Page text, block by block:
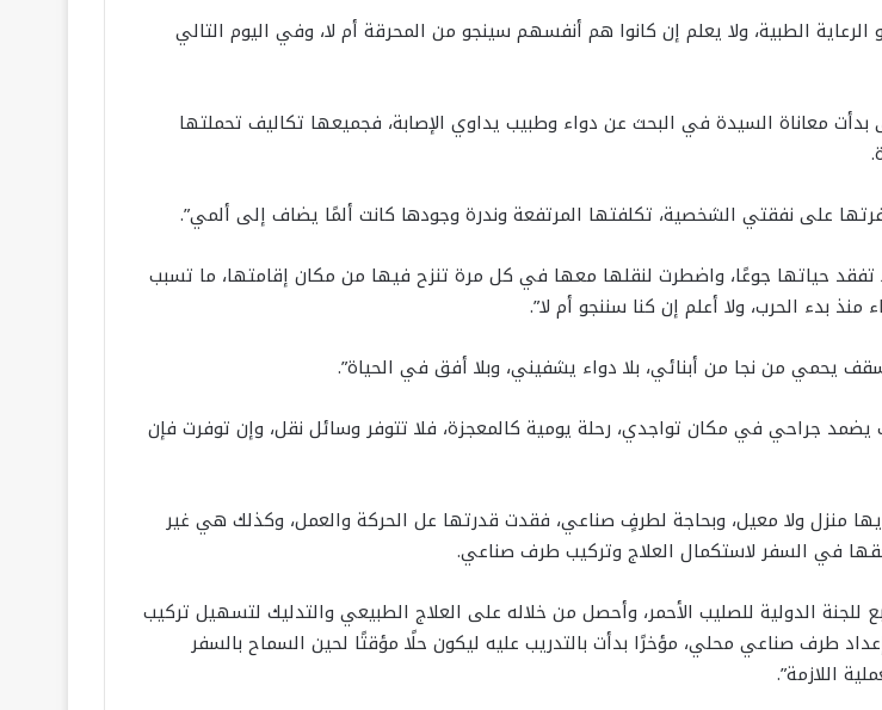
الطبية، ولا يعلم إن كانوا هم أنفسهم سينجو من المحرقة أم لا، وفي اليوم التالي
معاناة السيدة في البحث عن دواء وطبيب يداوي الإصابة، فجميعها تكاليف تحملتها
على نفقتي الشخصية، تكلفتها المرتفعة وندرة وجودها كانت ألمًا يضاف إلى ألمي”.
تفقد حياتها جوعًا، واضطرت لنقلها معها في كل مرة تنزح فيها من مكان إقامتها، ما تسبب
بدء الحرب، ولا أعلم إن كنا سننجو أم لا”.
يحمي من نجا من أبنائي، بلا دواء يشفيني، وبلا أفق في الحياة”.
جراحي في مكان تواجدي، رحلة يومية كالمعجزة، فلا تتوفر وسائل نقل، وإن توفرت فإن
منزل ولا معيل، وبحاجة لطرفٍ صناعي، فقدت قدرتها عل الحركة والعمل، وكذلك هي غير
في السفر لاستكمال العلاج وتركيب طرف صناعي.
الدولية للصليب الأحمر، وأحصل من خلاله على العلاج الطبيعي والتدليك لتسهيل تركيب
طرف صناعي محلي، مؤخرًا بدأت بالتدريب عليه ليكون حلًا مؤقتًا لحين السماح بالسفر
اللازمة”.